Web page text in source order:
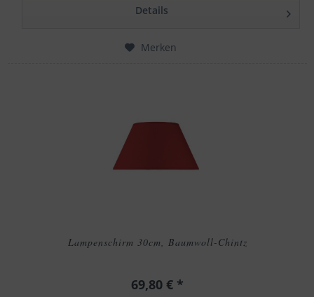
Details
Merken
Lampenschirm 30cm, Baumwoll-Chintz
69,80 € *